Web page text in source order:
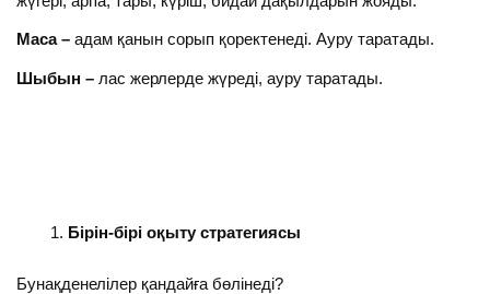
Маса – адам қанын сорып қоректенеді. Ауру таратады.
Шыбын – лас жерлерде жүреді, ауру таратады.
Бірін-бірі оқыту стратегиясы
Бунақденелілер қандайға бөлінеді?